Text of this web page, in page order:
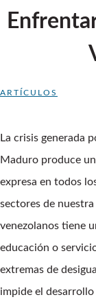
ARTÍCULOS
La crisis generada
Maduro produce
expresa en todos
sectores de
venezolanos tiene
educación o
extremas de
impide el